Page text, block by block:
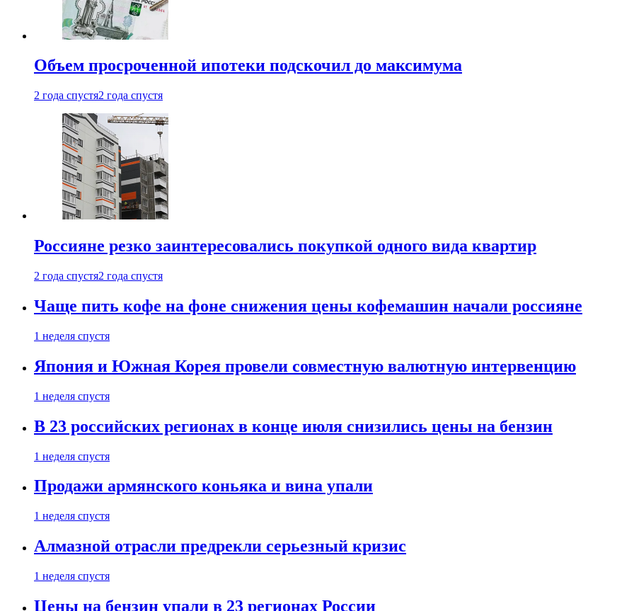
Объем просроченной ипотеки подскочил до максимума
2 года спустя2 года спустя
Россияне резко заинтересовались покупкой одного вида квартир
2 года спустя2 года спустя
Чаще пить кофе на фоне снижения цены кофемашин начали россияне
1 неделя спустя
Япония и Южная Корея провели совместную валютную интервенцию
1 неделя спустя
В 23 российских регионах в конце июля снизились цены на бензин
1 неделя спустя
Продажи армянского коньяка и вина упали
1 неделя спустя
Алмазной отрасли предрекли серьезный кризис
1 неделя спустя
Цены на бензин упали в 23 регионах России